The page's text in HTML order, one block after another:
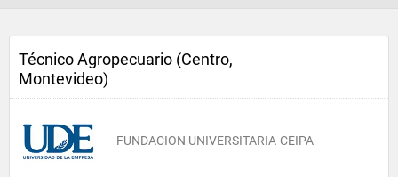
Técnico Agropecuario (Centro,
Montevideo)
FUNDACION UNIVERSITARIA-CEIPA-